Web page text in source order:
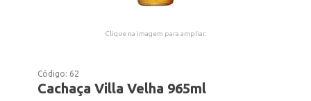
Clique na imagem para ampliar.
Código: 62
Cachaça Villa Velha 965ml